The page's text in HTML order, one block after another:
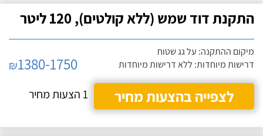
התקנת דוד שמש (ללא קולטים), 120 ליטר
מיקום ההתקנה: על גג שטוח
דרישות מיוחדות: ללא דרישות מיוחדות
₪1380-1750
לצפייה בהצעות מחיר
1 הצעות מחיר